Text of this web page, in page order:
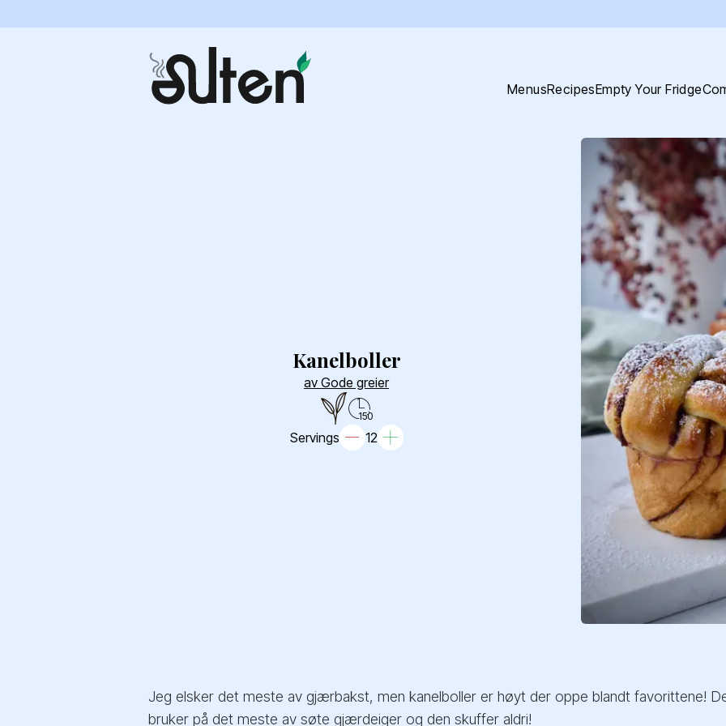
MenusRecipesEmpty Your Fridge
Kanelboller
av Gode greier
150
Servings 12
Jeg elsker det meste av gjærbakst, men kanelboller er høyt der oppe blandt favorittene!
bruker på det meste av søte gjærdeiger og den skuffer aldri!